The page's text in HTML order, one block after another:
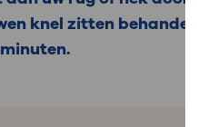
Uw bezoek
u zelf meer
knel zitten